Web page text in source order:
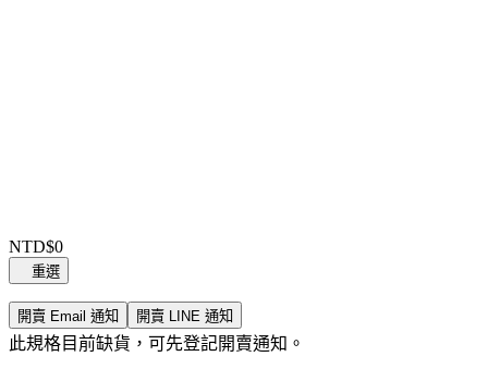
1
of
0
NTD$0
重選
開賣 Email 通知 開賣 LINE 通知
此規格目前缺貨，可先登記開賣通知。